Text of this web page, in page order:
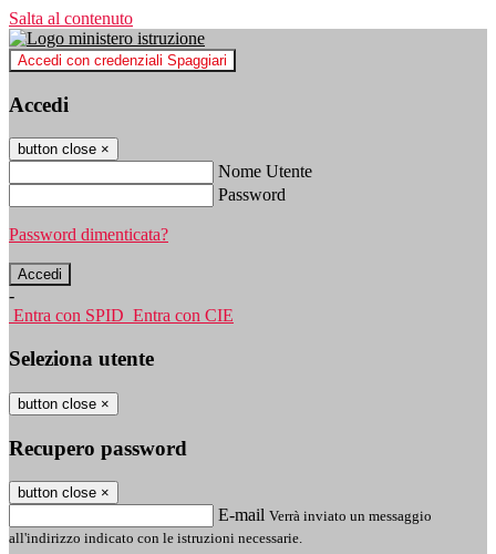
Salta al contenuto
Accedi con credenziali Spaggiari
Accedi
button close ×
Nome Utente
Password
Password dimenticata?
-
Entra con SPID Entra con CIE
Seleziona utente
button close ×
Recupero password
button close ×
E-mail Verrà inviato un messaggio
all'indirizzo indicato con le istruzioni necessarie.